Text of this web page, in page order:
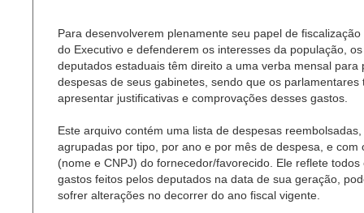
Para desenvolverem plenamente seu papel de fiscalização
do Executivo e defenderem os interesses da população, os
deputados estaduais têm direito a uma verba mensal para
despesas de seus gabinetes, sendo que os parlamentares
apresentar justificativas e comprovações desses gastos.
Este arquivo contém uma lista de despesas reembolsadas,
agrupadas por tipo, por ano e por mês de despesa, e com
(nome e CNPJ) do fornecedor/favorecido. Ele reflete todos
gastos feitos pelos deputados na data de sua geração,
sofrer alterações no decorrer do ano fiscal vigente.